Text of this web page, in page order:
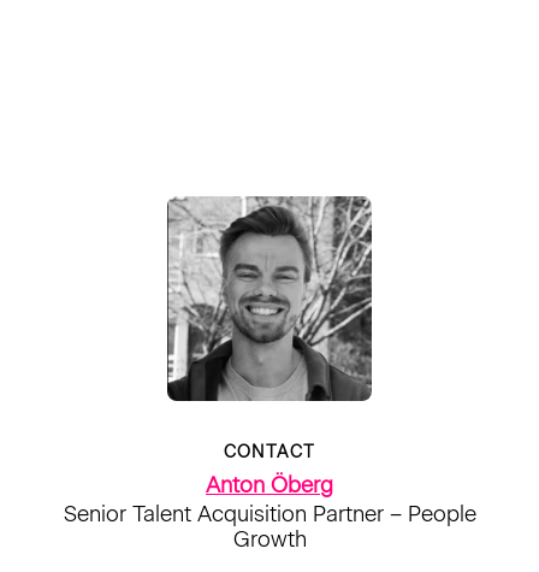
CONTACT
Anton Öberg
Senior Talent Acquisition Partner – People
Growth